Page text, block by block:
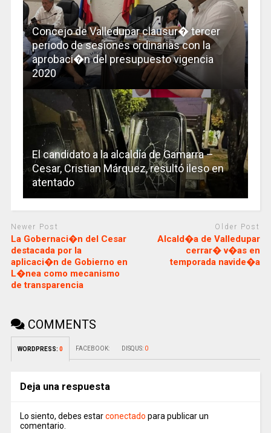
Concejo de Valledupar clausur� tercer
periodo de sesiones ordinarias con la
aprobaci�n del presupuesto vigencia
2020
El candidato a la alcaldía de Gamarra –
Cesar, Cristian Márquez, resultó ileso en
atentado
Newer Post
La Gobernaci�n del Cesar
destacada por la
aplicaci�n de Gobierno en
L�nea como mecanismo
de transparencia
Older Post
Alcald�a de Valledupar
cerrar� v�as en
temporada navide�a
COMMENTS
WORDPRESS: 0 FACEBOOK: DISQUS: 0
Deja una respuesta
Lo siento, debes estarconectado para publicar un
comentario.